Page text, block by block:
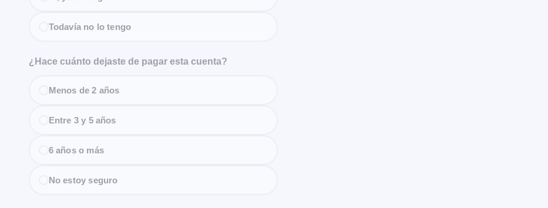
Todavía no lo tengo
¿Hace cuánto dejaste de pagar esta cuenta?
Menos de 2 años
Entre 3 y 5 años
6 años o más
No estoy seguro